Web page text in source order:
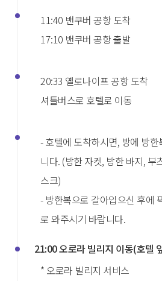
11:40 밴쿠버 공항 도착
17:10 밴쿠버 공항 출발
20:33 옐로나이프 공항 도착
셔틀버스로 호텔로 이동
- 호텔에 도착하시면, 방에 방
니다. (방한 자켓, 방한 바지, 부
스크)
- 방한복으로 갈아입으신 후에
로 와주시기 바랍니다.
21:00 오로라 빌리지 이동(호텔
* 오로라 빌리지 서비스